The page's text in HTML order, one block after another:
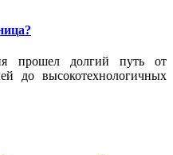
прошел долгий путь от
до высокотехнологичных